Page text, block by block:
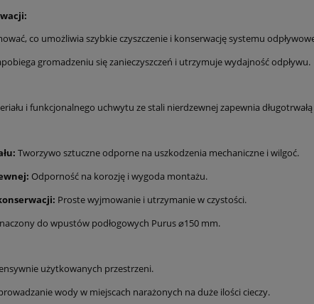
co umożliwia szybkie czyszczenie i konserwację systemu
gromadzeniu się zanieczyszczeń i utrzymuje wydajność odpływu.
i funkcjonalnego uchwytu ze stali nierdzewnej zapewnia
Tworzywo sztuczne odporne na uszkodzenia mechaniczne i wilgoć.
Odporność na korozję i wygoda montażu.
Proste wyjmowanie i utrzymanie w czystości.
do wpustów podłogowych Purus ⌀150 mm.
użytkowanych przestrzeni.
wody w miejscach narażonych na duże ilości cieczy.